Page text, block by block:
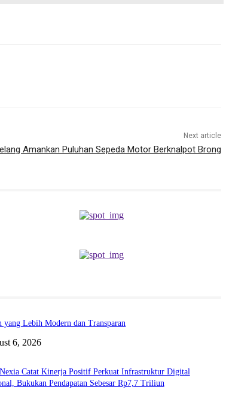
Next article
Amankan Puluhan Sepeda Motor Berknalpot Brong
Lebih Modern dan Transparan
6, 2026
Catat Kinerja Positif Perkuat Infrastruktur Digital
Bukukan Pendapatan Sebesar Rp7,7 Triliun